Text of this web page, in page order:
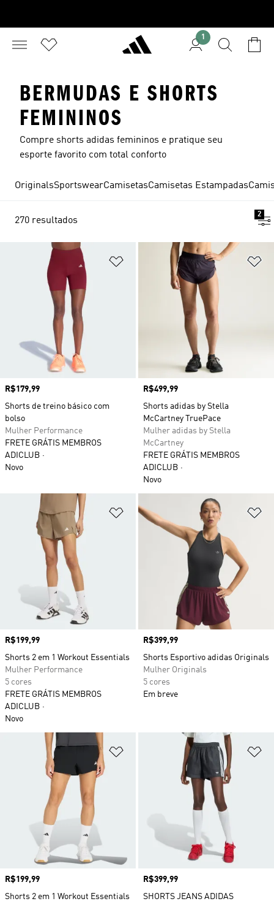
1
BERMUDAS E SHORTS
FEMININOS
Compre shorts adidas femininos e pratique seu
esporte favorito com total conforto
OriginalsSportswearCamisetasCamisetas Estampadas
270 resultados
2
Adicionar à Lista de Desejos
Preço
R$179,99
Shorts de treino básico com
bolso
Mulher Performance
FRETE GRÁTIS MEMBROS
ADICLUB
Novo
Preço
R$499,99
Shorts adidas by Stella
McCartney TruePace
Mulher adidas by Stella
McCartney
FRETE GRÁTIS MEMBROS
ADICLUB
Novo
Adicionar à Lista de Desejos
Preço
R$199,99
Shorts 2 em 1 Workout Essentials
Mulher Performance
5 cores
FRETE GRÁTIS MEMBROS
ADICLUB
Novo
Preço
R$399,99
Shorts Esportivo adidas Originals
Mulher Originals
5 cores
Em breve
Adicionar à Lista de Desejos
Preço
R$199,99
Shorts 2 em 1 Workout Essentials
Preço
R$399,99
SHORTS JEANS ADIDAS